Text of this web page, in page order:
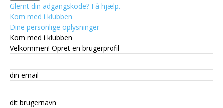
Glemt din adgangskode? Få hjælp.
Kom med i klubben
Dine personlige oplysninger
Kom med i klubben
Velkommen! Opret en brugerprofil
din email
dit brugernavn